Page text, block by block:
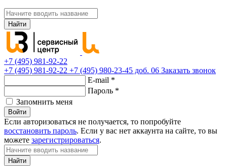
Найти
+7 (495) 981-92-22
+7 (495) 981-92-22 +7 (495) 980-23-45 доб. 06 Заказать звонок
E-mail *
Пароль *
Запомнить меня
Войти
Если авторизоваться не получается, то попробуйте
восстановить пароль. Если у вас нет аккаунта на сайте, то вы
можете зарегистрироваться.
Найти